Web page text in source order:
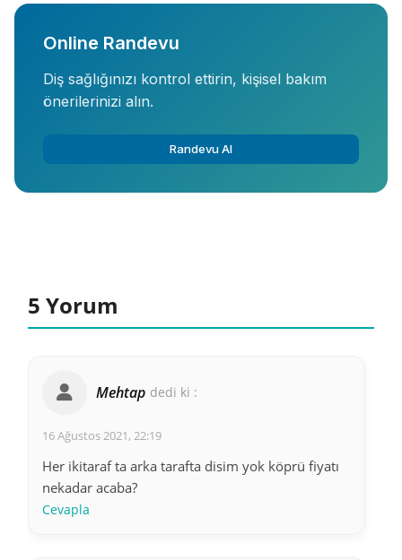
Online Randevu
Diş sağlığınızı kontrol ettirin, kişisel bakım
önerilerinizi alın.
Randevu Al
5 Yorum
Mehtap dedi ki :
16 Ağustos 2021, 22:19
Her ikitaraf ta arka tarafta disim yok köprü fiyatı
nekadar acaba?
Cevapla